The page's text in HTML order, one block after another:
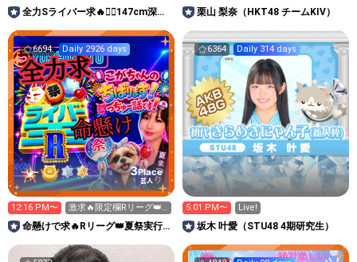
料の S求🧡
全力Sライバー求🔥❤️‍🔥147cm深川
栗山 梨奈（HKT48 チームKIV）
6694 Daily 2926 days
3Place
芸人
12:16 PM〜
激求🔥限定欄Rリーグ👑0
時～枠に来れる方ギフト
温存
命懸けで求🔥Rリーグ👑夏祭実行
6364 Daily 314 days
5:01 PM〜 Live!
坂木 叶愛（STU48 4期研究生）